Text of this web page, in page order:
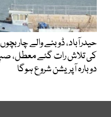
حیدرآباد، ڈوبنے والے چار بچوں
کی تلاش رات گئے معطل،
دوبارہ آپریشن شروع ہوگا